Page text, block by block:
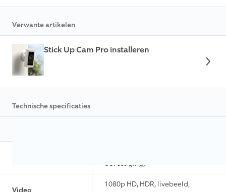
Verwante artikelen
Stick Up Cam Pro installeren
Technische specificaties